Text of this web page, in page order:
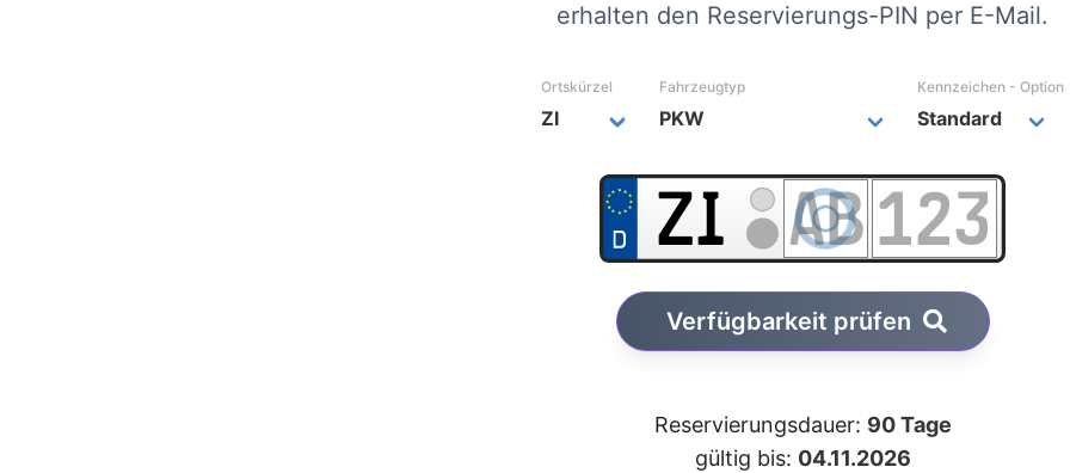
erhalten den Reservierungs-PIN per E-Mail.
Ortskürzel Fahrzeugtyp Kennzeichen - Option
Verfügbarkeit prüfen
Reservierungsdauer: 90 Tage
gültig bis: 04.11.2026